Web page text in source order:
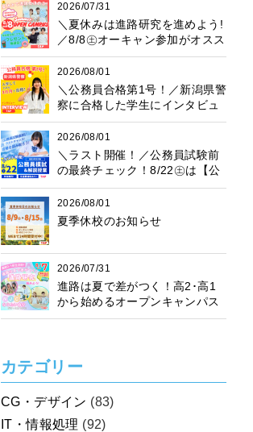
2026/07/31
＼夏休みは進路研究を進めよう!
／8/8㊏オーキャン参加がオスス
メ♪プレゼント抽選会も開催中！
2026/08/01
＼公務員合格第1号！／新潟県警
察に合格した学生にインタビュ
ー！
2026/08/01
＼ラスト開催！／公務員試験前
の最終チェック！8/22㊏は【公
務員模試】に参加しよう♪
2026/08/01
夏季休校のお知らせ
2026/07/31
進路は夏で差がつく！高2･高1
から始めるオープンキャンパス
カテゴリー
CG・デザイン (83)
IT・情報処理 (92)